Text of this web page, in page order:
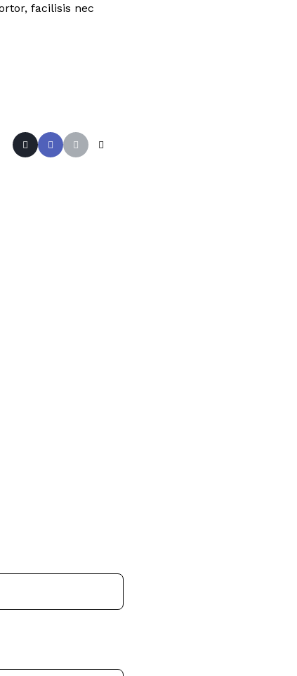
facilisis nec